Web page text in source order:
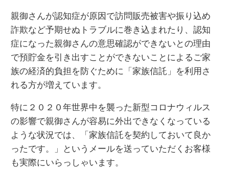
親御さんが認知症が原因で訪問販売被害や振り込め
詐欺など予期せぬトラブルに巻き込まれたり、認知
症になった親御さんの意思確認ができないとの理由
で預貯金を引き出すことができないことによるご家
族の経済的負担を防ぐために「家族信託」を利用さ
れる方が増えています。
特に２０２０年世界中を襲った新型コロナウィルス
の影響で親御さんが容易に外出できなくなっている
ような状況では、「家族信託を契約しておいて良か
ったです。」というメールを送っていただくお客様
も実際にいらっしゃいます。